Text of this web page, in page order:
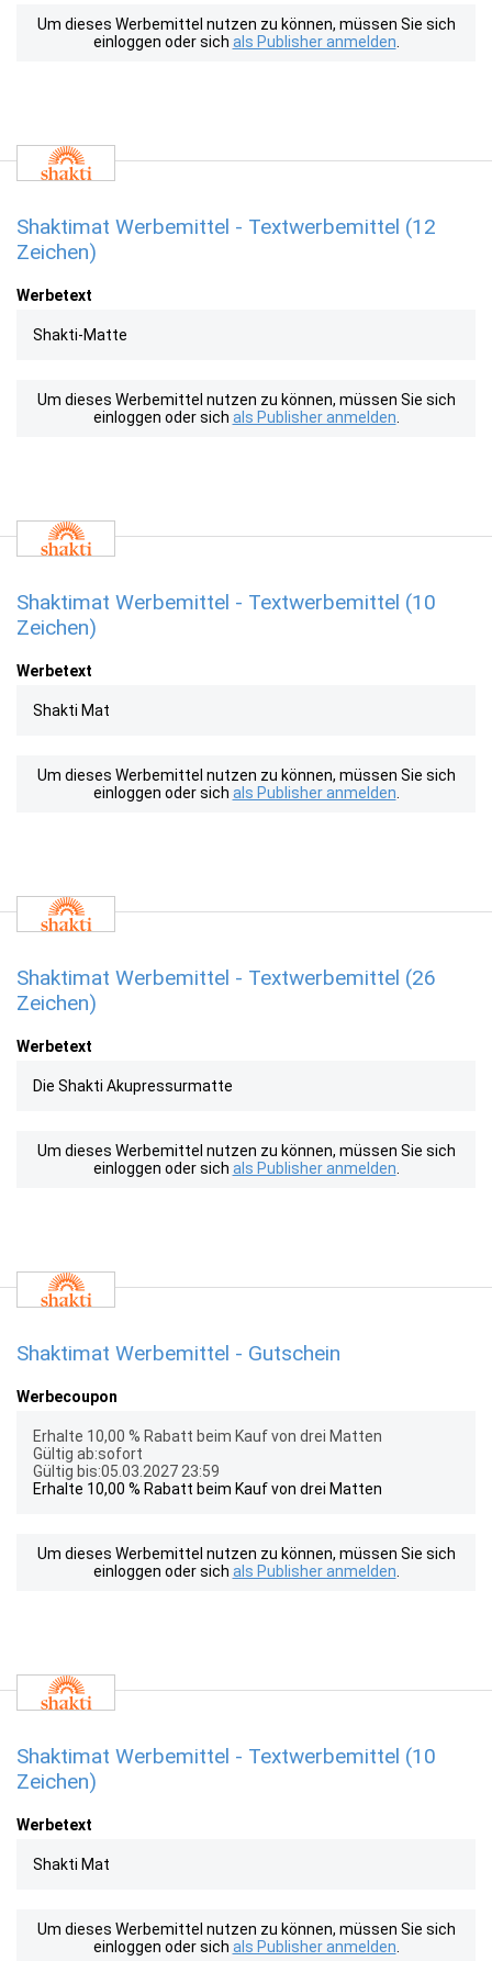
Um dieses Werbemittel nutzen zu können, müssen Sie sich
einloggen oder sich als Publisher anmelden
Shaktimat Werbemittel - Textwerbemittel (12
Zeichen)
Werbetext
Shakti-Matte
Um dieses Werbemittel nutzen zu können, müssen Sie sich
einloggen oder sich als Publisher anmelden
Shaktimat Werbemittel - Textwerbemittel (10
Zeichen)
Werbetext
Shakti Mat
Um dieses Werbemittel nutzen zu können, müssen Sie sich
einloggen oder sich als Publisher anmelden
Shaktimat Werbemittel - Textwerbemittel (26
Zeichen)
Werbetext
Die Shakti Akupressurmatte
Um dieses Werbemittel nutzen zu können, müssen Sie sich
einloggen oder sich als Publisher anmelden
Shaktimat Werbemittel - Gutschein
Werbecoupon
Erhalte 10,00 % Rabatt beim Kauf von drei Matten
Gültig ab:sofort
Gültig bis:05.03.2027 23:59
Erhalte 10,00 % Rabatt beim Kauf von drei Matten
Um dieses Werbemittel nutzen zu können, müssen Sie sich
einloggen oder sich als Publisher anmelden
Shaktimat Werbemittel - Textwerbemittel (10
Zeichen)
Werbetext
Shakti Mat
Um dieses Werbemittel nutzen zu können, müssen Sie sich
einloggen oder sich als Publisher anmelden